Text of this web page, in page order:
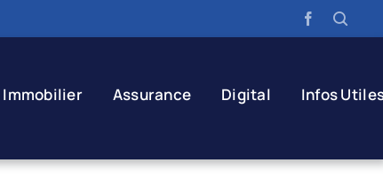
Immobilier Assurance Digital Infos